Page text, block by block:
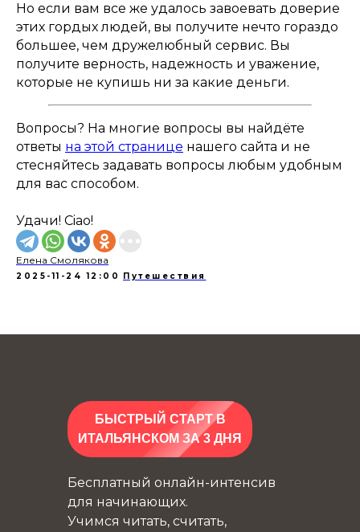
Но если вам все же удалось завоевать доверие
этих гордых людей, вы получите нечто гораздо
большее, чем дружелюбный сервис. Вы
получите верность, надежность и уважение,
которые не купишь ни за какие деньги.
Вопросы? На многие вопросы вы найдёте
ответы на этой странице нашего сайта и не
стесняйтесь задавать вопросы любым удобным
для вас способом.
Удачи! Ciao!
Елена Смолякова
2025-11-24 12:00 Путешествия
БЫСТРЫЙ СТАРТ В
ИТАЛЬЯНСКОМ ЗА 3 ДНЯ
Бесплатный онлайн-интенсив
для начинающих.
Учимся читать, считать,